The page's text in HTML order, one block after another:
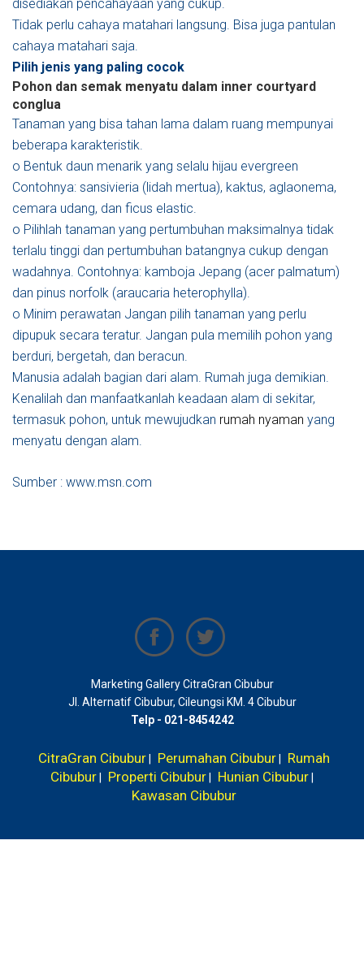
disediakan pencahayaan yang cukup.
Tidak perlu cahaya matahari langsung. Bisa juga pantulan
cahaya matahari saja.
Pilih jenis yang paling cocok
Pohon dan semak menyatu dalam inner courtyard
conglua
Tanaman yang bisa tahan lama dalam ruang mempunyai
beberapa karakteristik.
o Bentuk daun menarik yang selalu hijau evergreen
Contohnya: sansivieria (lidah mertua), kaktus, aglaonema,
cemara udang, dan ficus elastic.
o Pilihlah tanaman yang pertumbuhan maksimalnya tidak
terlalu tinggi dan pertumbuhan batangnya cukup dengan
wadahnya. Contohnya: kamboja Jepang (acer palmatum)
dan pinus norfolk (araucaria heterophylla).
o Minim perawatan Jangan pilih tanaman yang perlu
dipupuk secara teratur. Jangan pula memilih pohon yang
berduri, bergetah, dan beracun.
Manusia adalah bagian dari alam. Rumah juga demikian.
Kenalilah dan manfaatkanlah keadaan alam di sekitar,
termasuk pohon, untuk mewujudkan rumah nyaman yang
menyatu dengan alam.
Sumber : www.msn.com
Marketing Gallery CitraGran Cibubur
Jl. Alternatif Cibubur, Cileungsi KM. 4 Cibubur
Telp - 021-8454242
CitraGran Cibubur Perumahan Cibubur
Rumah
Cibubur
Properti Cibubur Hunian Cibubur
Kawasan Cibubur